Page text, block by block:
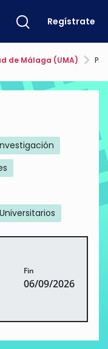
Regístrate
de Málaga (UMA)
Universitarios
Fin
06/09/2026